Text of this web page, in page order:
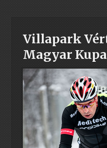
Villapark
Magyar Kupa